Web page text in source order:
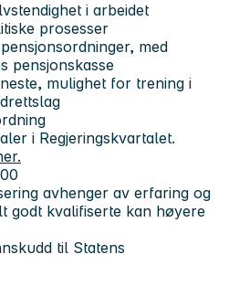
i arbeidet
prosesser
med
pensjonskasse
mulighet for trening i
i Regjeringskvartalet.
avhenger av erfaring og
godt kvalifiserte kan høyere
til Statens